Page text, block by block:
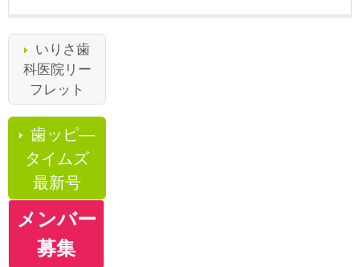
いりさ歯
科医院リー
フレット
歯ッピ―
タイムズ
最新号
メンバー
募集